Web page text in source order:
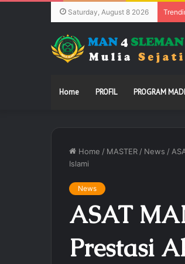
Saturday, August 8 2026
Home PROFIL PROGRAM
Home / MASTER / News /
Islami
News
ASAT
Prestasi